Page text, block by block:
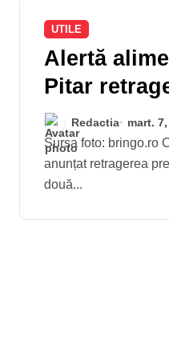
UTILE
Alertă
Pitar
vânzare
de pâine
suspiciuni
Redactia mart.
Sursa foto: bringo.ro Compania Vel Pitar a
anunțat retragerea
două...